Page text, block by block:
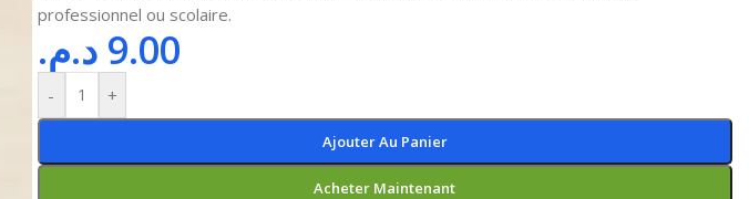
professionnel ou scolaire.
9.00 د.م.
- +
Ajouter Au Panier
Acheter Maintenant